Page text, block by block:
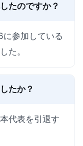
たのですか？
参加している
た。
たか？
代表を引退す